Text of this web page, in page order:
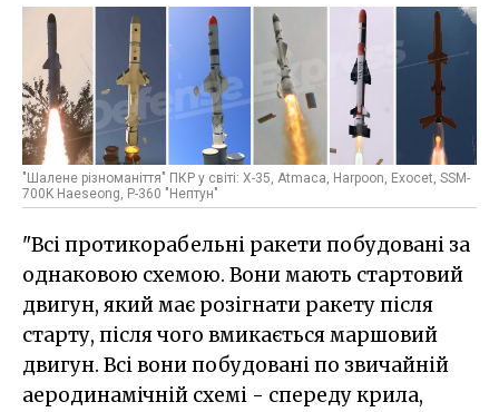
"Шалене різноманіття" ПКР у світі: Х-35, Atmaca, Harpoon, Exocet, SSM-
700K Haeseong, Р-360 "Нептун"
"Всі протикорабельні ракети побудовані за
однаковою схемою. Вони мають стартовий
двигун, який має розігнати ракету після
старту, після чого вмикається маршовий
двигун. Всі вони побудовані по звичайній
аеродинамічній схемі - спереду крила,